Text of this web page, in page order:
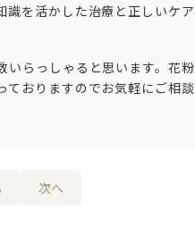
識を活かした治療と正しいケア
らっしゃると思います。花粉
ておりますのでお気軽にご相談
次へ